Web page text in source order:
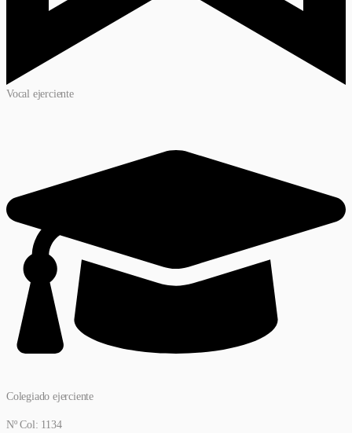
Vocal ejerciente
Colegiado ejerciente
Nº Col: 1134